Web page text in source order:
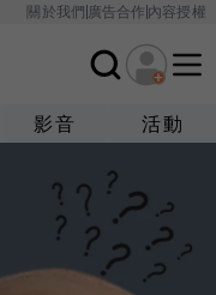
關於我們廣告合作內容授權
影音 活動